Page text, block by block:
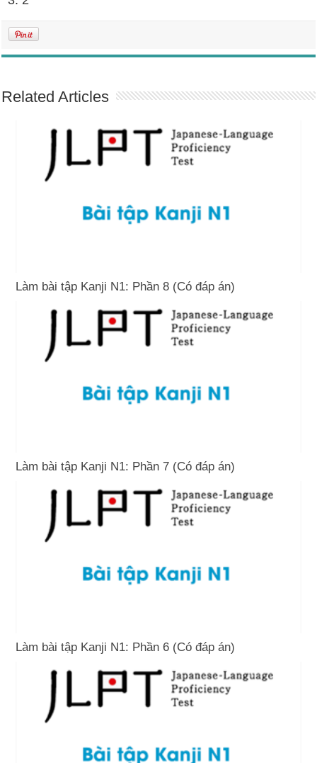
Related Articles
Làm bài tập Kanji N1: Phần 8 (Có đáp án)
Làm bài tập Kanji N1: Phần 7 (Có đáp án)
Làm bài tập Kanji N1: Phần 6 (Có đáp án)